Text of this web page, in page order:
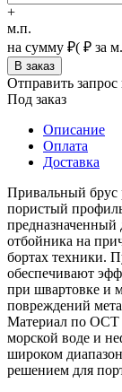
+
м.п.
на сумму ₽( ₽ за
Отправить запрос
Под заказ
Описание
Оплата
Доставка
Привальный брус
пористый
предназначенный
отбойника на
бортах техники.
обеспечивают
при швартовке и
повреждений
Материал по OCT
морской воде и
широком
решением для